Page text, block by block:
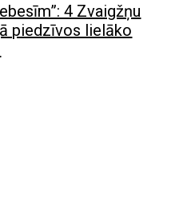
4 Zvaigžņu
piedzīvos lielāko